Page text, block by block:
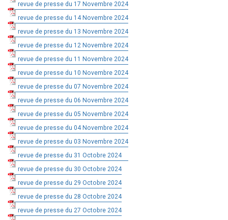
revue de presse du 17 Novembre 2024
revue de presse du 14 Novembre 2024
revue de presse du 13 Novembre 2024
revue de presse du 12 Novembre 2024
revue de presse du 11 Novembre 2024
revue de presse du 10 Novembre 2024
revue de presse du 07 Novembre 2024
revue de presse du 06 Novembre 2024
revue de presse du 05 Novembre 2024
revue de presse du 04 Novembre 2024
revue de presse du 03 Novembre 2024
revue de presse du 31 Octobre 2024
revue de presse du 30 Octobre 2024
revue de presse du 29 Octobre 2024
revue de presse du 28 Octobre 2024
revue de presse du 27 Octobre 2024